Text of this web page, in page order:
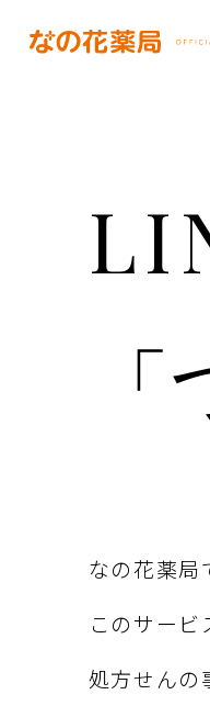
なの花薬局
このサー
処方せんの